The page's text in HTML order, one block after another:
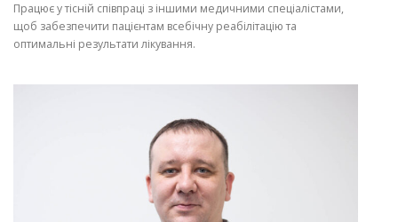
Працює у тісній співпраці з іншими медичними спеціалістами,
щоб забезпечити пацієнтам всебічну реабілітацію та
оптимальні результати лікування.